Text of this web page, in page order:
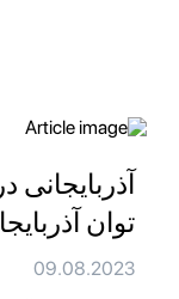
توان
09.08.2023